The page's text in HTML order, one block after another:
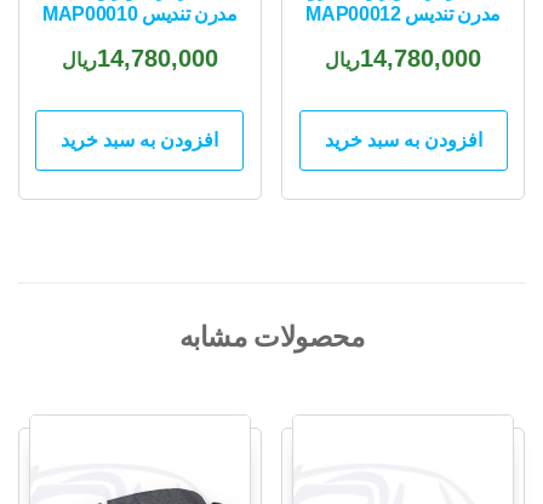
مدرن تندیس MAP00012
14,780,000ریال
افزودن به سبد خرید
مدرن تندیس MAP00010
14,780,000ریال
افزودن به سبد خرید
محصولات مشابه